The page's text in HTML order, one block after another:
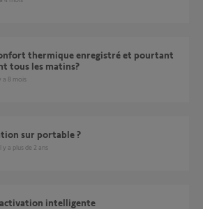
tous les matins?
y a 8 mois
sur portable ?
il y a plus de 2 ans
intelligente